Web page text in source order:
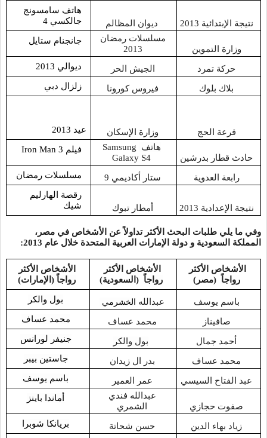
جالكسي 4
ديوان المظالم
نتيجة الإبتدائية 2013
جانجنام ستايل
2013
وزارة التموين
ديوالي 2013
الجيش الحر
حركة تمرد
زلزال دبي
فيروس كورونا بلاك بلوك
عيد 2013 وزارة الإسكان
قرعة الحج
فيلم Iron Man 3
هاتف
Samsung
Galaxy S4
حادث قطار بدرشين
مسلسلات رمضان
ستار أكاديمي 9
رابعة العدوية
شيك
أمطار تبوك نتيجة الإعدادية 2013
المملكة السعودية و دولة الإمارات العربية المتحدة خلال عام 2013:
الأشخاص الأكثر
رواجاً (الإمارات)
الأشخاص الأكثر
رواجاً (السعودية)
الأشخاص الأكثر
رواجاً (مصر)
بول والكر عبدالله الخشرمي
باسم يوسف
محمد عساف
محمد عساف
صافيناز
جنيفر لورانس
بول والكر
أحمد جمال
جاستين بيبر
بدر ال زيدان
محمد عساف
باسم يوسف
عمر العمير
عبد الفتاح السيسي
أماندا باينز
الشمري
صفوت حجازي
بريانكا شوبرا
حسن شحاتة
زياد بهاء الدين